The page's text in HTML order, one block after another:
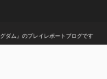
ダム』のプレイレポートブログです